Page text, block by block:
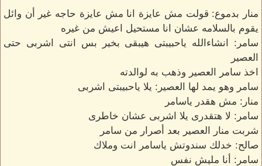
منار بدموع: قولت مش عايزة انا مش عايزة حاجه غير أن وائل
يقوم بالسلامه عشان انا مستحيل اعيش من غيره
سامر: انشاءالله ياحبيبتى هيبقى بخير بس انتى اشربى حتى
العصير
اخذ سامر العصير وذهب به لوالدته
سامر وهو يمد لها العصير: يلا ياحبيبتى اشربى
منار: مش هقدر ياسامر
سامر: لا هتقدرى يلا اشربى عشان خاطرى
شربت منار العصير بعد أصرار من سامر
صالح: خدلك سندوتش ياسامر انت وملاك
سامر: أنا مليش نفس